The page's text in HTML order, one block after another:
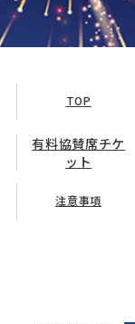
TOP
有料協賛席チケ
ット
注意事項